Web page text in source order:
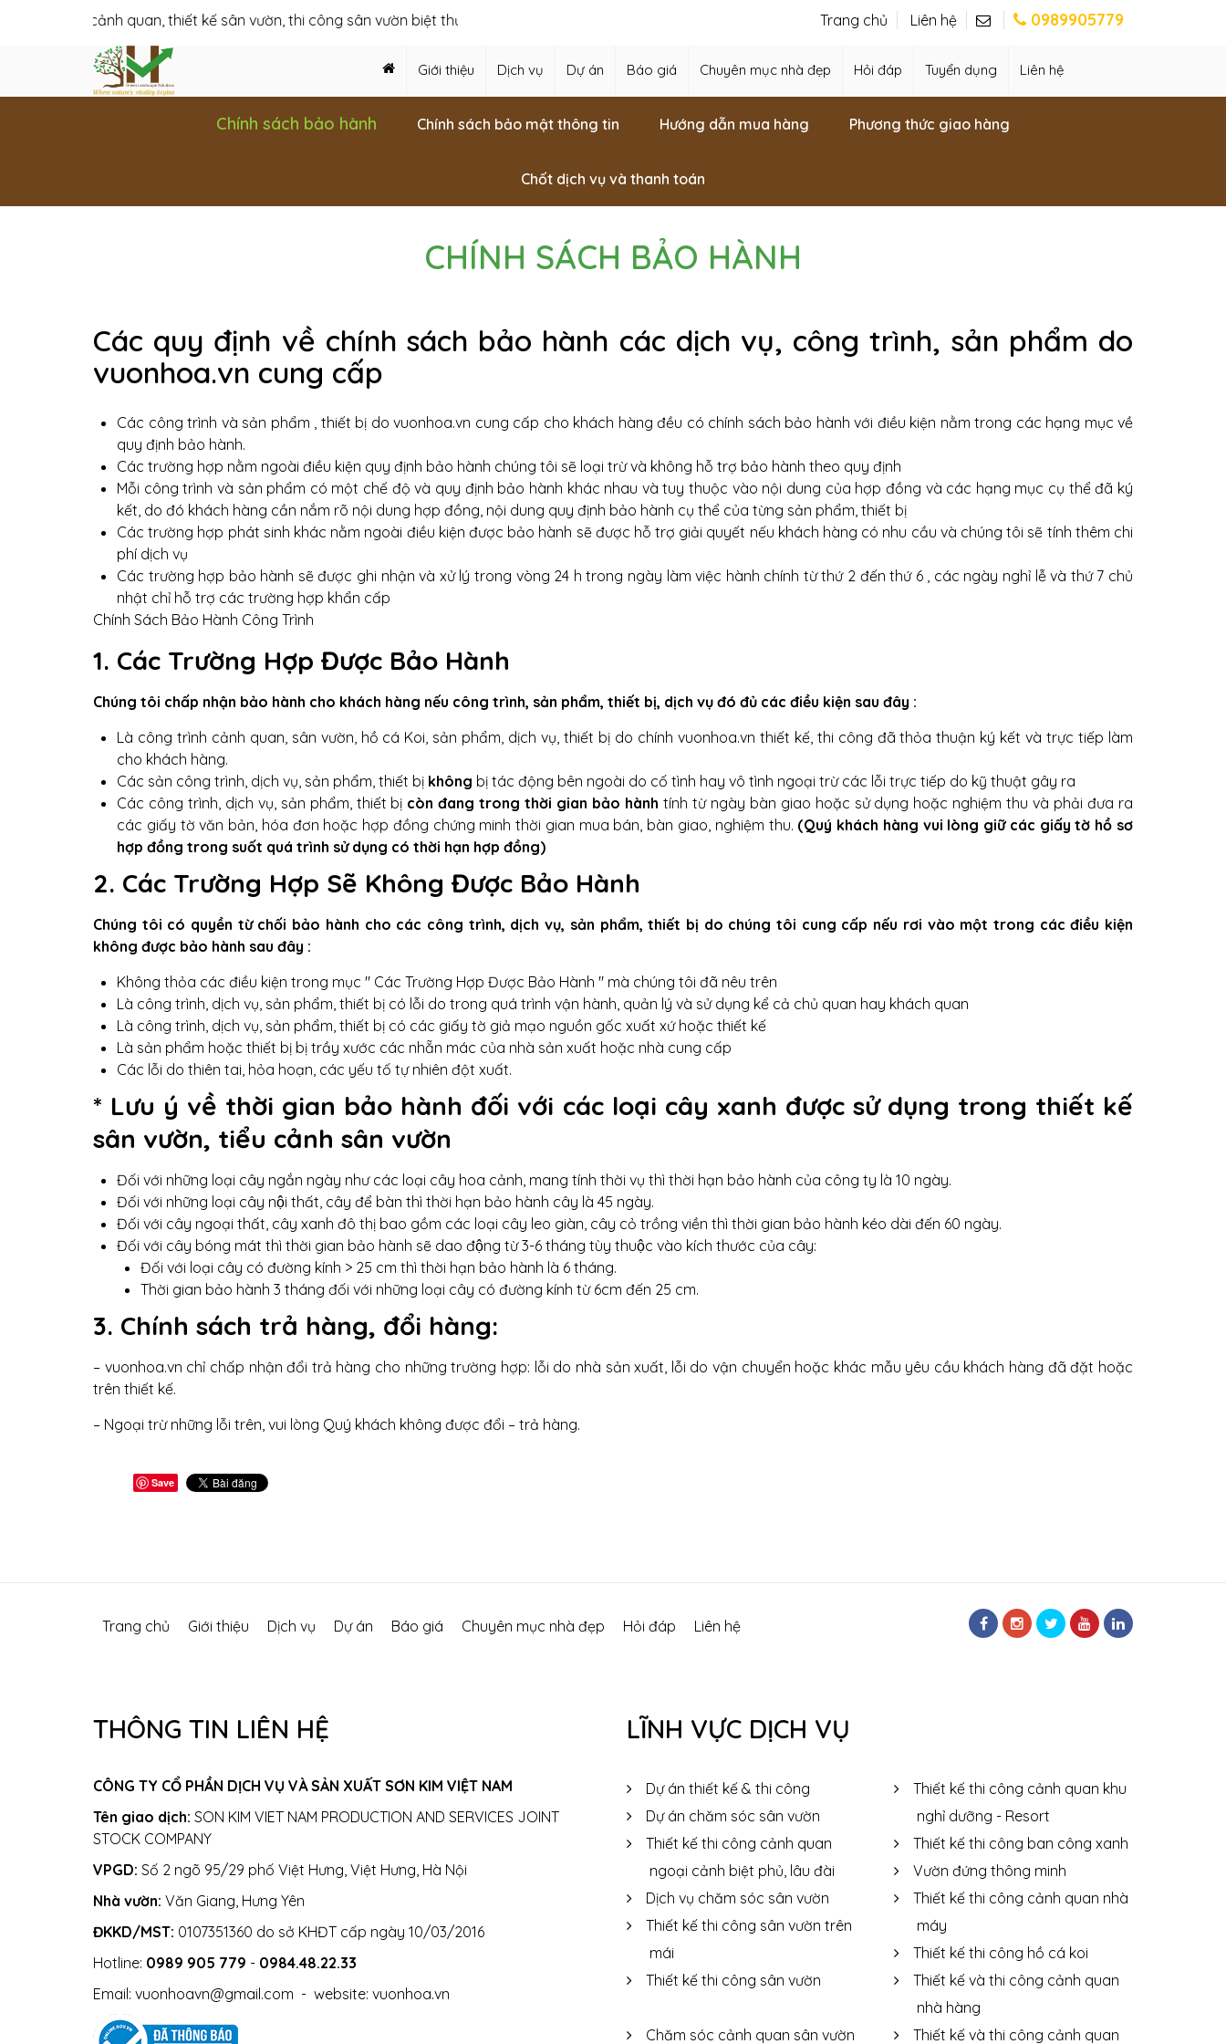
Thiết kế cảnh quan, thiết kế sân vườn, thi công sân vườn biệt thự, thiết kế vườn Nhật, thiết kế hồ cá Koi,… 0989905779
Trang chủ Liên hệ
Giới thiệu Dịch vụ Dự án Báo giá Chuyên mục nhà đẹp Hỏi đáp Tuyển dụng Liên hệ
Chính sách bảo hành Chính sách bảo mật thông tin Hướng dẫn mua hàng Phương thức giao hàng
Chốt dịch vụ và thanh toán
CHÍNH SÁCH BẢO HÀNH
Các quy định về chính sách bảo hành các dịch vụ, công trình, sản phẩm do
vuonhoa.vn cung cấp
Các công trình và sản phẩm , thiết bị do vuonhoa.vn cung cấp cho khách hàng đều có chính sách bảo hành với điều kiện nằm trong các hạng mục về
quy định bảo hành.
Các trường hợp nằm ngoài điều kiện quy định bảo hành chúng tôi sẽ loại trừ và không hỗ trợ bảo hành theo quy định
Mỗi công trình và sản phẩm có một chế độ và quy định bảo hành khác nhau và tuy thuộc vào nội dung của hợp đồng và các hạng mục cụ thể đã ký
kết, do đó khách hàng cần nắm rõ nội dung hợp đồng, nội dung quy định bảo hành cụ thể của từng sản phẩm, thiết bị
Các trường hợp phát sinh khác nằm ngoài điều kiện được bảo hành sẽ được hỗ trợ giải quyết nếu khách hàng có nhu cầu và chúng tôi sẽ tính thêm chi
phí dịch vụ
Các trường hợp bảo hành sẽ được ghi nhận và xử lý trong vòng 24 h trong ngày làm việc hành chính từ thứ 2 đến thứ 6 , các ngày nghỉ lễ và thứ 7 chủ
nhật chỉ hỗ trợ các trường hợp khẩn cấp
Chính Sách Bảo Hành Công Trình
1. Các Trường Hợp Được Bảo Hành
Chúng tôi chấp nhận bảo hành cho khách hàng nếu công trình, sản phẩm, thiết bị, dịch vụ đó đủ các điều kiện sau đây :
Là công trình cảnh quan, sân vườn, hồ cá Koi, sản phẩm, dịch vụ, thiết bị do chính vuonhoa.vn thiết kế, thi công đã thỏa thuận ký kết và trực tiếp làm
cho khách hàng.
Các sản công trình, dịch vụ, sản phẩm, thiết bị không bị tác động bên ngoài do cố tình hay vô tình ngoại trừ các lỗi trực tiếp do kỹ thuật gây ra
Các công trình, dịch vụ, sản phẩm, thiết bị còn đang trong thời gian bảo hành tính từ ngày bàn giao hoặc sử dụng hoặc nghiệm thu và phải đưa ra
các giấy tờ văn bản, hóa đơn hoặc hợp đồng chứng minh thời gian mua bán, bàn giao, nghiệm thu. (Quý khách hàng vui lòng giữ các giấy tờ hồ sơ
hợp đồng trong suốt quá trình sử dụng có thời hạn hợp đồng)
2. Các Trường Hợp Sẽ Không Được Bảo Hành
Chúng tôi có quyền từ chối bảo hành cho các công trình, dịch vụ, sản phẩm, thiết bị do chúng tôi cung cấp nếu rơi vào một trong các điều kiện
không được bảo hành sau đây :
Không thỏa các điều kiện trong mục " Các Trường Hợp Được Bảo Hành " mà chúng tôi đã nêu trên
Là công trình, dịch vụ, sản phẩm, thiết bị có lỗi do trong quá trình vận hành, quản lý và sử dụng kể cả chủ quan hay khách quan
Là công trình, dịch vụ, sản phẩm, thiết bị có các giấy tờ giả mạo nguồn gốc xuất xứ hoặc thiết kế
Là sản phẩm hoặc thiết bị bị trầy xước các nhẵn mác của nhà sản xuất hoặc nhà cung cấp
Các lỗi do thiên tai, hỏa hoạn, các yếu tố tự nhiên đột xuất.
* Lưu ý về thời gian bảo hành đối với các loại cây xanh được sử dụng trong thiết kế
sân vườn, tiểu cảnh sân vườn
Đối với những loại cây ngắn ngày như các loại cây hoa cảnh, mang tính thời vụ thì thời hạn bảo hành của công ty là 10 ngày.
Đối với những loại cây nội thất, cây để bàn thì thời hạn bảo hành cây là 45 ngày.
Đối với cây ngoại thất, cây xanh đô thị bao gồm các loại cây leo giàn, cây cỏ trồng viền thì thời gian bảo hành kéo dài đến 60 ngày.
Đối với cây bóng mát thì thời gian bảo hành sẽ dao động từ 3-6 tháng tùy thuộc vào kích thước của cây:
Đối với loại cây có đường kính > 25 cm thì thời hạn bảo hành là 6 tháng.
Thời gian bảo hành 3 tháng đối với những loại cây có đường kính từ 6cm đến 25 cm.
3. Chính sách trả hàng, đổi hàng:
– vuonhoa.vn chỉ chấp nhận đổi trả hàng cho những trường hợp: lỗi do nhà sản xuất, lỗi do vận chuyển hoặc khác mẫu yêu cầu khách hàng đã đặt hoặc
trên thiết kế.
– Ngoại trừ những lỗi trên, vui lòng Quý khách không được đổi – trả hàng.
Save
Trang chủ Giới thiệu Dịch vụ Dự án Báo giá Chuyên mục nhà đẹp Hỏi đáp Liên hệ
THÔNG TIN LIÊN HỆ
CÔNG TY CỔ PHẦN DỊCH VỤ VÀ SẢN XUẤT SƠN KIM VIỆT NAM
Tên giao dịch: SON KIM VIET NAM PRODUCTION AND SERVICES JOINT
STOCK COMPANY
VPGD: Số 2 ngõ 95/29 phố Việt Hưng, Việt Hưng, Hà Nội
Nhà vườn: Văn Giang, Hưng Yên
ĐKKD/MST: 0107351360 do sở KHĐT cấp ngày 10/03/2016
Hotline: 0989 905 779 - 0984.48.22.33
Email: vuonhoavn@gmail.com - website: vuonhoa.vn
LĨNH VỰC DỊCH VỤ
Dự án thiết kế & thi công
Dự án chăm sóc sân vườn
Thiết kế thi công cảnh quan
ngoại cảnh biệt phủ, lâu đài
Dịch vụ chăm sóc sân vườn
Thiết kế thi công sân vườn trên
mái
Thiết kế thi công sân vườn
Thiết kế thi công cảnh quan khu
nghỉ dưỡng - Resort
Thiết kế thi công ban công xanh
Vườn đứng thông minh
Thiết kế thi công cảnh quan nhà
máy
Thiết kế thi công hồ cá koi
Thiết kế và thi công cảnh quan
nhà hàng
Chăm sóc cảnh quan sân vườn
Thiết kế và thi công cảnh quan